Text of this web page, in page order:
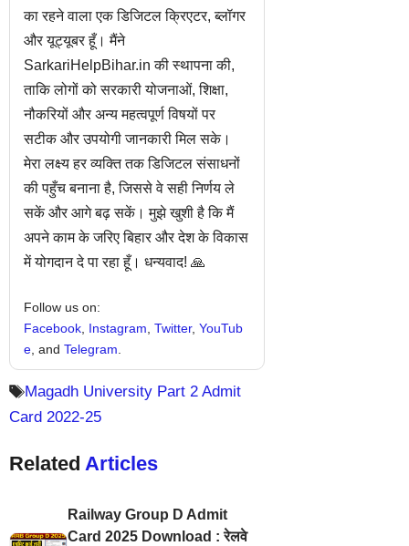
का रहने वाला एक डिजिटल क्रिएटर, ब्लॉगर
और यूट्यूबर हूँ। मैंने
SarkariHelpBihar.in की स्थापना की,
ताकि लोगों को सरकारी योजनाओं, शिक्षा,
नौकरियों और अन्य महत्वपूर्ण विषयों पर
सटीक और उपयोगी जानकारी मिल सके।
मेरा लक्ष्य हर व्यक्ति तक डिजिटल संसाधनों
की पहुँच बनाना है, जिससे वे सही निर्णय ले
सकें और आगे बढ़ सकें। मुझे खुशी है कि मैं
अपने काम के जरिए बिहार और देश के विकास
में योगदान दे पा रहा हूँ। धन्यवाद! 🙏
Follow us on:
Facebook, Instagram, Twitter, YouTub
e, and Telegram.
Magadh University Part 2 Admit
Card 2022-25
Related Articles
Railway Group D Admit
Card 2025 Download : रेलवे